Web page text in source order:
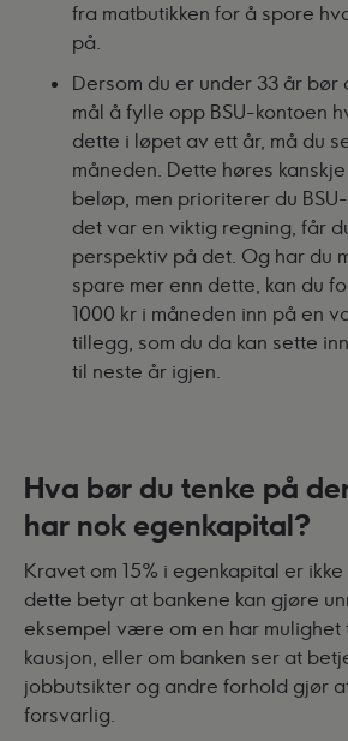
fra matbutikken for å spore
på.
Dersom du er under 33 år bør
mål å fylle opp BSU-kontoen
dette i løpet av ett år, må du
måneden. Dette høres
beløp, men prioriterer du
det var en viktig regning, får
perspektiv på det. Og har du
spare mer enn dette, kan du
1000 kr i måneden inn på en
tillegg, som du da kan sette
til neste år igjen.
Hva bør du tenke på
har nok egenkapital?
Kravet om 15% i egenkapital er
dette betyr at bankene kan gjøre
eksempel være om en har mulighet
kausjon, eller om banken ser at
jobbutsikter og andre forhold gjør
forsvarlig.